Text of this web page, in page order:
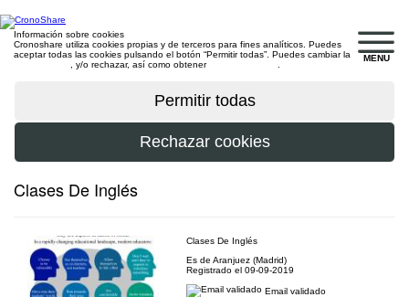
MENU
Información sobre cookies
Cronoshare utiliza cookies propias y de terceros para fines analíticos. Puedes
aceptar todas las cookies pulsando el botón “Permitir todas”. Puedes cambiar la
, y/o rechazar, así como obtener
Clases De Inglés
Clases De Inglés
Es de Aranjuez (Madrid)
Registrado el 09-09-2019
Email validado